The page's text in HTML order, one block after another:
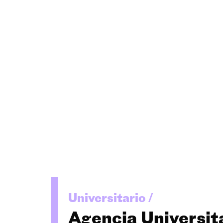
Universitario /